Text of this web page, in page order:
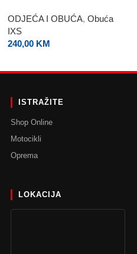
ODJEĆA I OBUĆA, Obuća
IXS
240,00 KM
ISTRAŽITE
Shop Online
Motocikli
Oprema
LOKACIJA